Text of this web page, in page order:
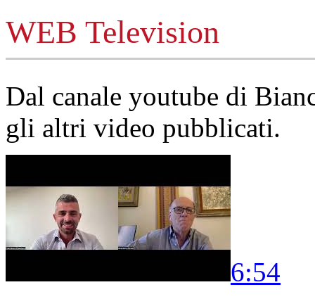
WEB Television
Dal canale youtube di
gli altri video pubblicati.
6:54